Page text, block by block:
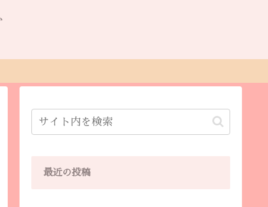
最近の投稿